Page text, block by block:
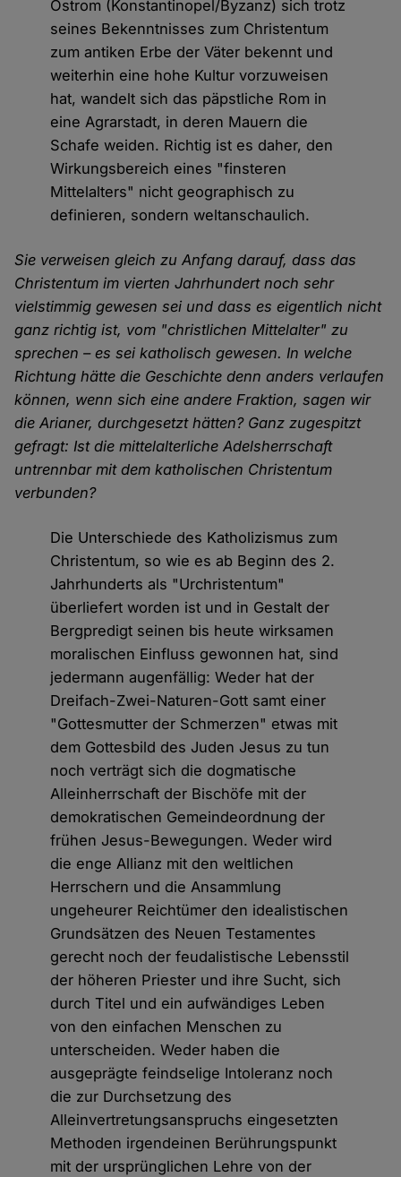
Ostrom (Konstantinopel/Byzanz) sich trotz
seines Bekenntnisses zum Christentum
zum antiken Erbe der Väter bekennt und
weiterhin eine hohe Kultur vorzuweisen
hat, wandelt sich das päpstliche Rom in
eine Agrarstadt, in deren Mauern die
Schafe weiden. Richtig ist es daher, den
Wirkungsbereich eines "finsteren
Mittelalters" nicht geographisch zu
definieren, sondern weltanschaulich.
Sie verweisen gleich zu Anfang darauf, dass das
Christentum im vierten Jahrhundert noch sehr
vielstimmig gewesen sei und dass es eigentlich nicht
ganz richtig ist, vom "christlichen Mittelalter" zu
sprechen – es sei katholisch gewesen. In welche
Richtung hätte die Geschichte denn anders verlaufen
können, wenn sich eine andere Fraktion, sagen wir
die Arianer, durchgesetzt hätten? Ganz zugespitzt
gefragt: Ist die mittelalterliche Adelsherrschaft
untrennbar mit dem katholischen Christentum
verbunden?
Die Unterschiede des Katholizismus zum
Christentum, so wie es ab Beginn des 2.
Jahrhunderts als "Urchristentum"
überliefert worden ist und in Gestalt der
Bergpredigt seinen bis heute wirksamen
moralischen Einfluss gewonnen hat, sind
jedermann augenfällig: Weder hat der
Dreifach-Zwei-Naturen-Gott samt einer
"Gottesmutter der Schmerzen" etwas mit
dem Gottesbild des Juden Jesus zu tun
noch verträgt sich die dogmatische
Alleinherrschaft der Bischöfe mit der
demokratischen Gemeindeordnung der
frühen Jesus-Bewegungen. Weder wird
die enge Allianz mit den weltlichen
Herrschern und die Ansammlung
ungeheurer Reichtümer den idealistischen
Grundsätzen des Neuen Testamentes
gerecht noch der feudalistische Lebensstil
der höheren Priester und ihre Sucht, sich
durch Titel und ein aufwändiges Leben
von den einfachen Menschen zu
unterscheiden. Weder haben die
ausgeprägte feindselige Intoleranz noch
die zur Durchsetzung des
Alleinvertretungsanspruchs eingesetzten
Methoden irgendeinen Berührungspunkt
mit der ursprünglichen Lehre von der